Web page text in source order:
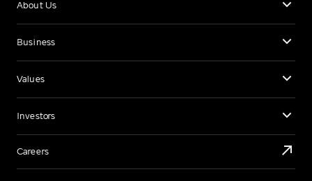
About Us
Business
Values
Investors
Careers